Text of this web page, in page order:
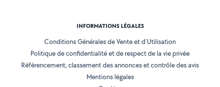
INFORMATIONS LÉGALES
Conditions Générales de Vente et d'Utilisation
Politique de confidentialité et de respect de la vie privée
Référencement, classement des annonces et contrôle des avis
Mentions légales